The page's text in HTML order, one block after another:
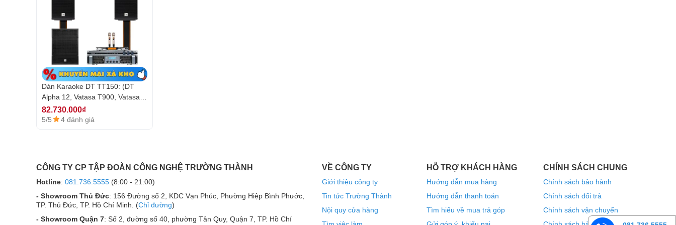
4. Cục đẩy công suất 4 kênh DT Lion408
Nếu mọi người đang có nhu cầu tìm mua một mẫu
hệ thống dàn karaoke gia đình, quán Bar, Kinh doanh Karaoke hoặc âm thanh hội trường... thì chắc
chắn không thể bỏ qua cục đẩy
được. Đây là mẫucục đẩy công suất 4 kênh
phân tích chi tiết chuyên sâu nhất về mẫu cục đẩy công suất của Đức này vì sao nó lại là sự lựa
chọn hàng đầu trong các bộ dàn âm thanh cao cấp.
17.000.000₫
5/5 4 đánh giá
Đặc điểm nổi bật
Cục đẩy công suất 4 kênh DT Lion408
Dàn Karaoke DT TT150: (DT
Alpha 12, Vatasa T900, Vatasa
V6 Pro, DT Lion408, DT
Sigma118)
82.730.000₫
5/5 4 đánh giá
CÔNG TY CP TẬP ĐOÀN CÔNG NGHỆ TRƯỜNG THÀNH
Hotline: 081.736.5555 (8:00 - 21:00)
- Showroom Thủ Đức: 156 Đường số 2, KDC Vạn Phúc, Phường Hiệp Bình Phước,
TP. Thủ Đức, TP. Hồ Chí Minh. (Chỉ đường)
- Showroom Quận 7: Số 2, đường số 40, phường Tân Quy, Quận 7, TP. Hồ Chí
VỀ CÔNG TY
Giới thiệu công ty
Tin tức Trường Thành
Nội quy cửa hàng
HỖ TRỢ KHÁCH HÀNG
Hướng dẫn mua hàng
Hướng dẫn thanh toán
Tìm hiểu về mua trả góp
CHÍNH SÁCH CHUNG
Chính sách bảo hành
Chính sách đổi trả
Chính sách vận chuyển